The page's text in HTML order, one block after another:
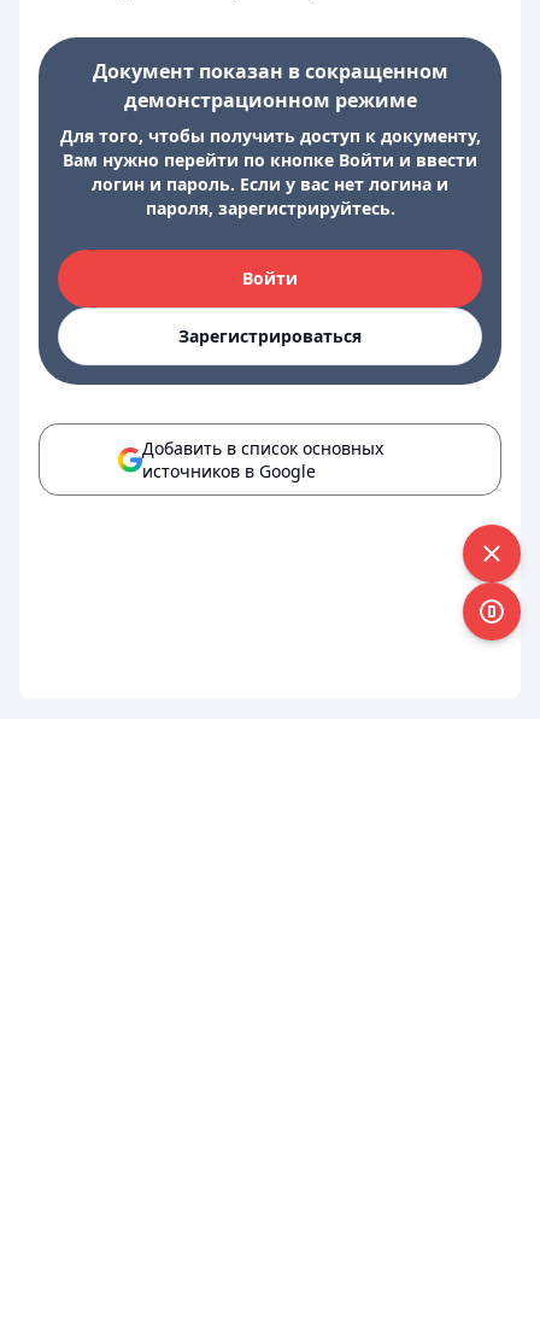
Документ показан в сокращенном
демонстрационном режиме
Для того, чтобы получить доступ к документу,
Вам нужно перейти по кнопке Войти и ввести
логин и пароль. Если у вас нет логина и
пароля, зарегистрируйтесь.
Войти
Зарегистрироваться
Добавить в список основных
источников в Google